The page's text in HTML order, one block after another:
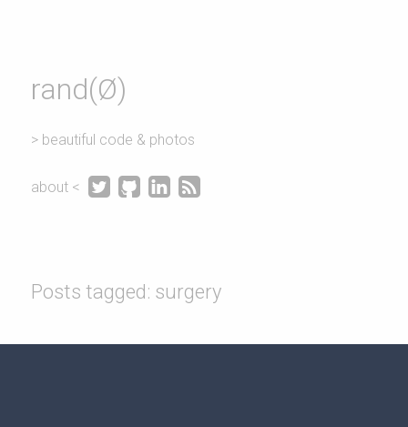
rand(Ø)
> beautiful code & photos
about <    
Posts tagged: surgery